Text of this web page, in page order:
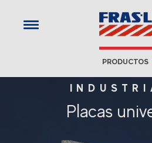
PRODUCTOS
Placas